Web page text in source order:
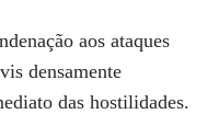
aos ataques
densamente
das hostilidades.